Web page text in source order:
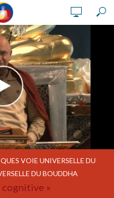
VOIE UNIVERSELLE DU
DU BOUDDHA
cognitive »